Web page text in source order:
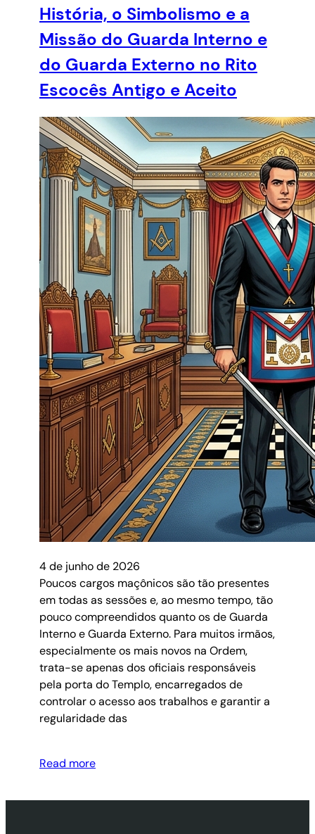
História, o Simbolismo e a
Missão do Guarda Interno e
do Guarda Externo no Rito
Escocês Antigo e Aceito
4 de junho de 2026
Poucos cargos maçônicos são tão presentes
em todas as sessões e, ao mesmo tempo, tão
pouco compreendidos quanto os de Guarda
Interno e Guarda Externo. Para muitos irmãos,
especialmente os mais novos na Ordem,
trata-se apenas dos oficiais responsáveis
pela porta do Templo, encarregados de
controlar o acesso aos trabalhos e garantir a
regularidade das
Read more